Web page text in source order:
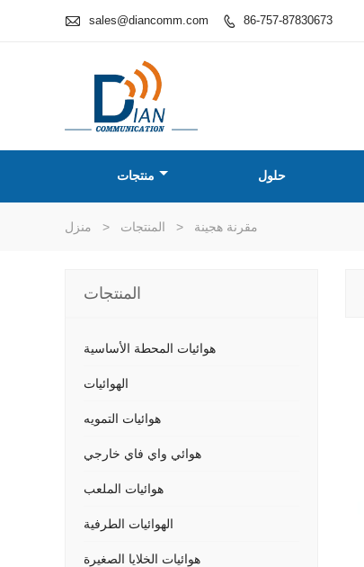
 sales@diancomm.com  86-757-87830673
منتجات حلول
منزل > المنتجات > مقرنة هجينة
المنتجات
هوائيات المحطة الأساسية
الهوائيات
هوائيات التمويه
هوائي واي فاي خارجي
هوائيات الملعب
الهوائيات الطرفية
هوائيات الخلايا الصغيرة